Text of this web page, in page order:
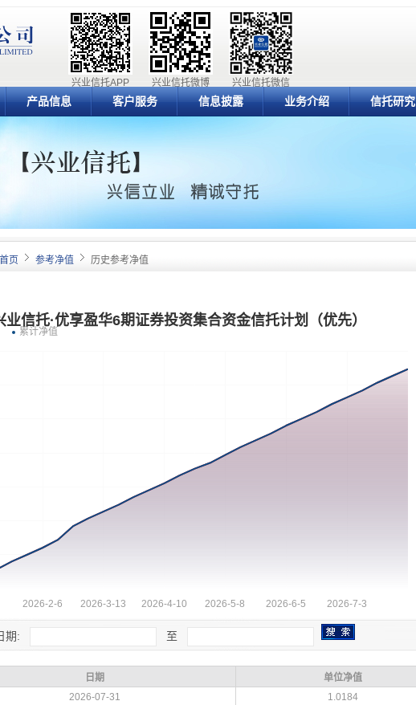
兴业信托微信
兴业信托微博
兴业信托APP
产品信息 客户服务 信息披露 业务介绍 信托研究
首页 参考净值 历史参考净值
期: 至